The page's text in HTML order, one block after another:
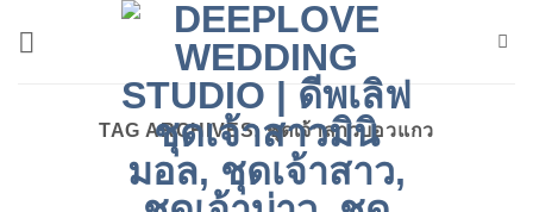
TAG ARCHIVES:ชุดเจ้าสาวบอวแกว